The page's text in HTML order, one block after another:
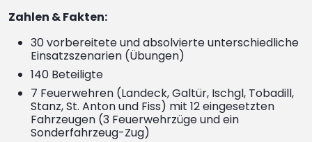
Zahlen & Fakten:
30 vorbereitete und absolvierte unterschiedliche
Einsatzszenarien (Übungen)
140 Beteiligte
7 Feuerwehren (Landeck, Galtür, Ischgl, Tobadill,
Stanz, St. Anton und Fiss) mit 12 eingesetzten
Fahrzeugen (3 Feuerwehrzüge und ein
Sonderfahrzeug-Zug)